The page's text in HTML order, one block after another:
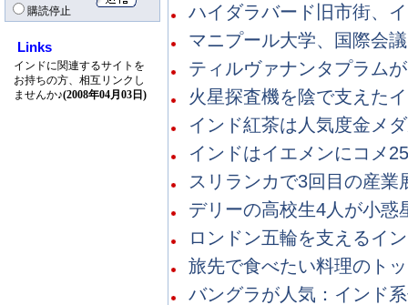
購読停止
Links
インドに関連するサイトを
お持ちの方、相互リンクし
ませんか♪(2008年04月03日)
ハイダラバード旧市街、
マニプール大学、国際会
ティルヴァナンタプラム
火星探査機を陰で支えた
インド紅茶は人気度金メ
インドはイエメンにコメ
スリランカで3回目の産
デリーの高校生4人が小惑
ロンドン五輪を支えるイ
旅先で食べたい料理のト
バングラが人気：インド